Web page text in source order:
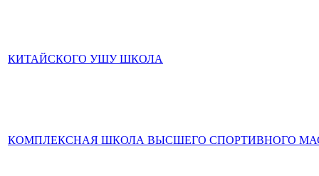
КИТАЙСКОГО УШУ ШКОЛА
КОМПЛЕКСНАЯ ШКОЛА ВЫСШЕГО СПОРТИВНОГО